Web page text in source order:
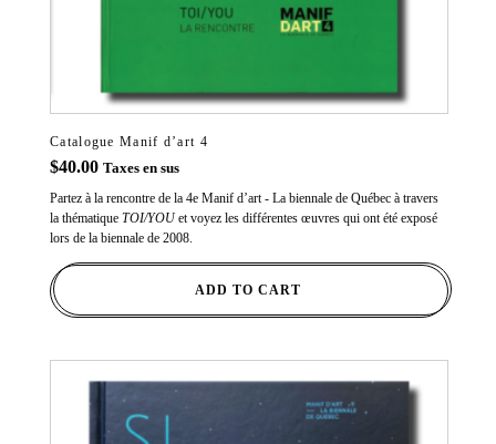
Catalogue Manif d’art 4
$40.00 Taxes en sus
Partez à la rencontre de la 4e Manif d’art - La biennale de Québec à travers
la thématique TOI/YOUet voyez les différentes œuvres qui ont été exposé
lors de la biennale de 2008.
ADD TO CART